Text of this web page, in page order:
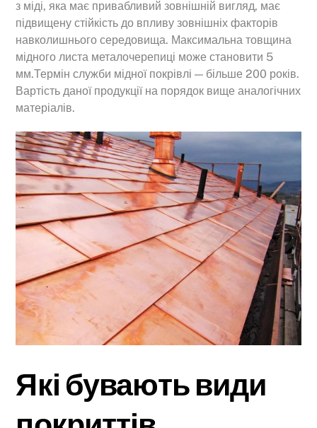
з міді, яка має привабливий зовнішній вигляд, має
підвищену стійкість до впливу зовнішніх факторів
навколишнього середовища. Максимальна товщина
мідного листа металочерепиці може становити 5
мм.Термін служби мідної покрівлі — більше 200 років.
Вартість даної продукції на порядок вище аналогічних
матеріалів.
Які бувають види